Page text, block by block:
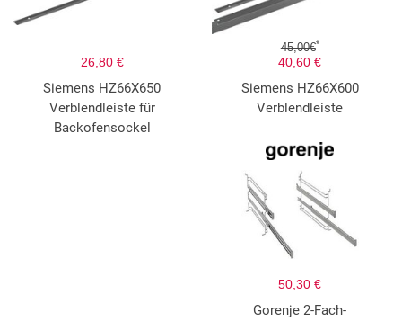
26,80 €
Siemens HZ66X650
Verblendleiste für
Backofensockel
45,00€*
40,60 €
Siemens HZ66X600
Verblendleiste
50,30 €
Gorenje 2-Fach-